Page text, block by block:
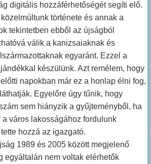
digitális hozzáférhetőségét segíti elő.
története és annak a
tekintetben ebből az újságból
válik a kanizsaiaknak és
egyaránt. Ezzel a
készülünk. Azt remélem, hogy
napokban már ez a honlap élni fog,
Egyelőre úgy tűnik, hogy
sem hiányzik a gyűjteményből, ha
a város lakosságához fordulunk
hozzá az igazgató.
1989 és 2005 között megjelenő
egyáltalán nem voltak elérhetők